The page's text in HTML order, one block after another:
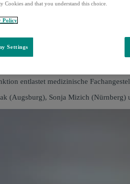
Alltags-Check:
entlastet medizinische
Sonja Mizich (Nürnberg)
Cookies and that you understand this choice.
Policy
Settings